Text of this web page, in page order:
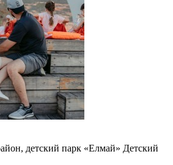
детский парк «Елмай» Детский